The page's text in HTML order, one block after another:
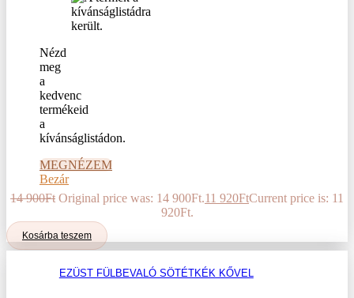
Nézd
meg
a
kedvenc
termékeid
a
kívánságlistádon.
MEGNÉZEM
Bezár
14 900Ft Original price was: 14 900Ft.11 920FtCurrent price is: 11
920Ft.
Kosárba teszem
EZÜST FÜLBEVALÓ SÖTÉTKÉK KŐVEL